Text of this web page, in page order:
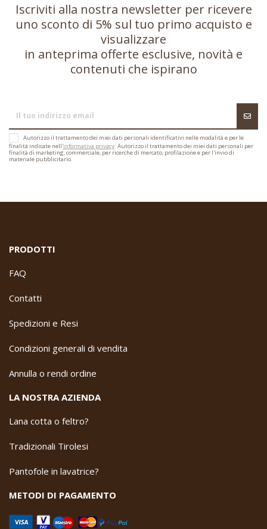
Iscriviti alla nostra newsletter per ricevere
uno sconto di 5% sul tuo primo acquisto e
visualizzare
in anteprima offerte esclusive, novità e
contenuti che ispirano
Autorizzo il trattamento dei miei dati personali identificativi nelle modalità e per le
finalità indicate nell'informativa privacy. Autorizzo il trattamento dei miei dati personali per
finalità di marketing, commerciale, per ricerche di mercato, profilazione e per l'invio di
materiale pubblicitario.
PRODOTTI
FAQ
Contatti
Spedizioni e Resi
Condizioni generali di vendita
Annulla o rendi ordine
LA NOSTRA AZIENDA
Lana cotta o feltro?
Tradizionali Tirolesi
Pantofole in lavatrice?
METODI DI PAGAMENTO